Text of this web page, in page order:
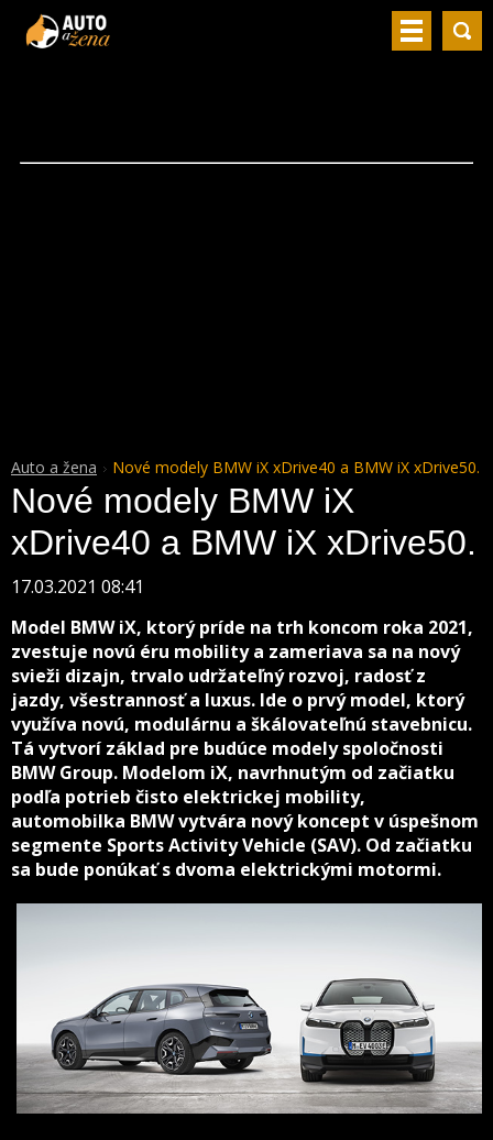
Auto a žena Nové modely BMW iX xDrive40 a BMW iX xDrive50.
Nové modely BMW iX
xDrive40 a BMW iX xDrive50.
17.03.2021 08:41
Model BMW iX, ktorý príde na trh koncom roka 2021,
zvestuje novú éru mobility a zameriava sa na nový
svieži dizajn, trvalo udržateľný rozvoj, radosť z
jazdy, všestrannosť a luxus. Ide o prvý model, ktorý
využíva novú, modulárnu a škálovateľnú stavebnicu.
Tá vytvorí základ pre budúce modely spoločnosti
BMW Group. Modelom iX, navrhnutým od začiatku
podľa potrieb čisto elektrickej mobility,
automobilka BMW vytvára nový koncept v úspešnom
segmente Sports Activity Vehicle (SAV). Od začiatku
sa bude ponúkať s dvoma elektrickými motormi.